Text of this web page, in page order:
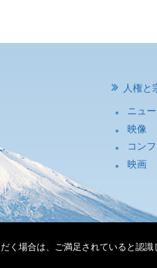
人権と
ニュ
映像
コン
映画
場合は、ご満足されていると認識